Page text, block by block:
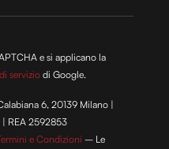
e si applicano la
servizio di Google.
6, 20139 Milano |
| REA 2592853
e Condizioni – Le